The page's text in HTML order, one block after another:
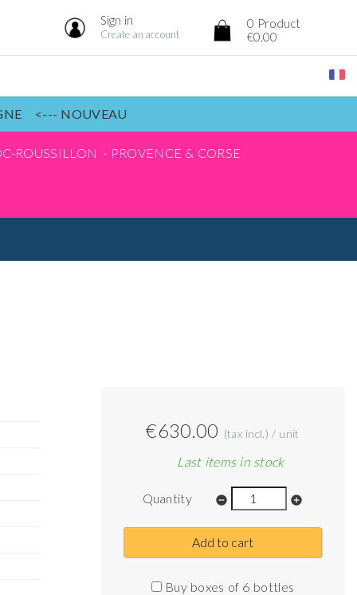
Sign in
Create an account
0 Product
€0.00
<--- NOUVEAU
ROUSSILLON PROVENCE & CORSE
€630.00 (tax incl.) / unit
Last items in stock
Quantity remove_circle add_circle
Add to cart
Buy boxes of 6 bottles